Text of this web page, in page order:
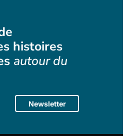
histoires
autour du
Newsletter